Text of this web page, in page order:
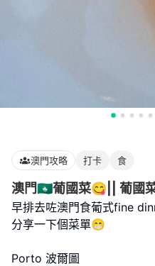
澳門攻略 打卡 食
澳門🇲🇴葡國菜😋|| 葡國
早排去咗澳門食葡式fine
分享一下個菜單😁
Porto 波爾圖